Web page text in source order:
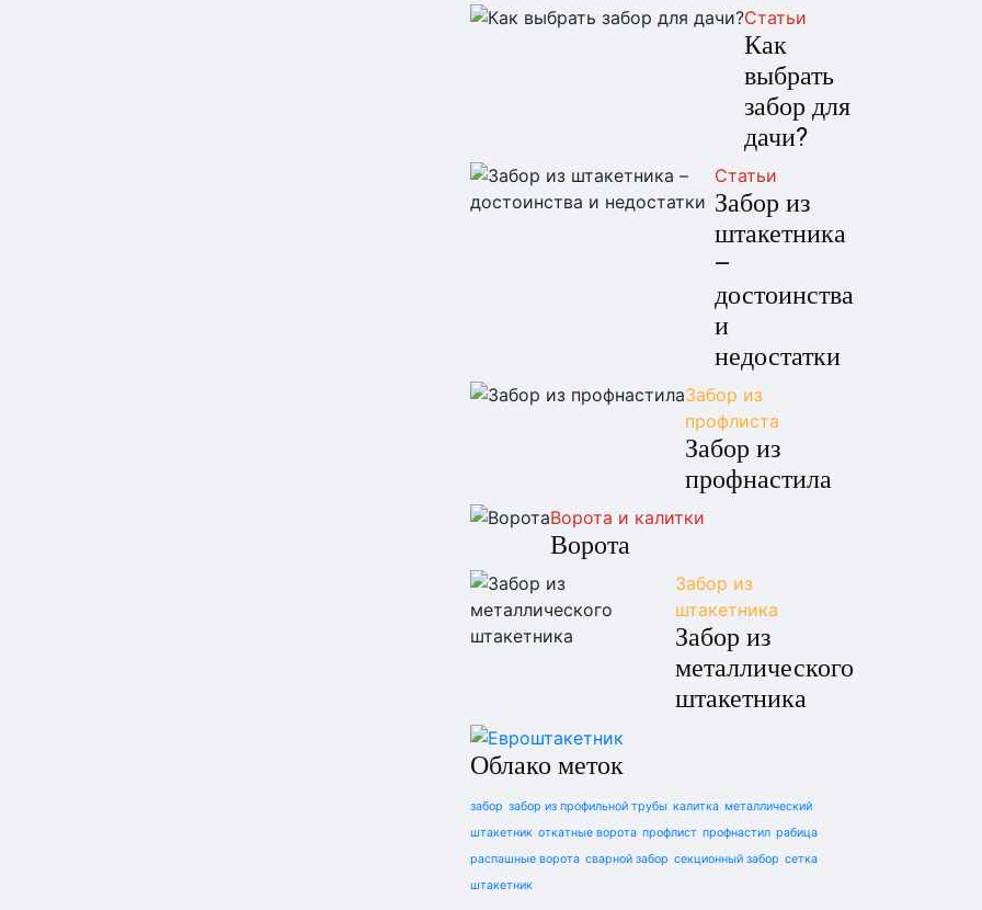
Статьи
Как
выбрать
забор для
дачи?
Статьи
Забор из
штакетника
–
достоинства
и
недостатки
Забор из
профлиста
Забор из
профнастила
Ворота и калитки
Ворота
Забор из
штакетника
Забор из
металлического
штакетника
Облако меток
забор забор из профильной трубы калитка металлический
штакетник откатные ворота профлист профнастил рабица
распашные ворота сварной забор секционный забор сетка
штакетник